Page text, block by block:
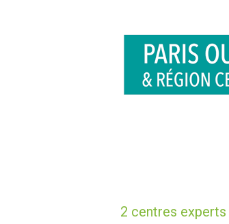
2 centres